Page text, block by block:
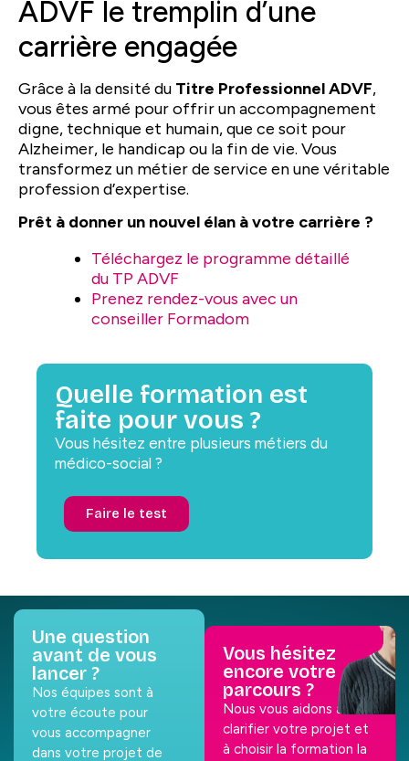
ADVF le tremplin d’une
carrière engagée
Grâce à la densité du Titre Professionnel ADVF,
vous êtes armé pour offrir un accompagnement
digne, technique et humain, que ce soit pour
Alzheimer, le handicap ou la fin de vie. Vous
transformez un métier de service en une véritable
profession d’expertise.
Prêt à donner un nouvel élan à votre carrière ?
Téléchargez le programme détaillé
du TP ADVF
Prenez rendez-vous avec un
conseiller Formadom
Quelle formation est
faite pour vous ?
Vous hésitez entre plusieurs métiers du
médico-social ?
Faire le test
Une question
avant de vous
lancer ?
Nos équipes sont à
votre écoute pour
vous accompagner
dans votre projet de
Vous hésitez
encore votre
parcours ?
Nous vous aidons à
clarifier votre projet et
à choisir la formation la